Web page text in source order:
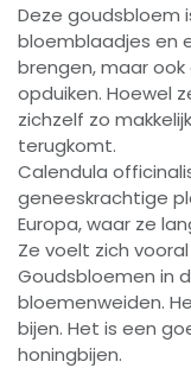
Deze goudsbloem
bloemblaadjes en
brengen, maar ook
opduiken. Hoewel
zichzelf zo
terugkomt.
Calendula
geneeskrachtige
Europa, waar ze
Ze voelt zich
Goudsbloemen in
bloemenweiden.
bijen. Het is een
honingbijen.